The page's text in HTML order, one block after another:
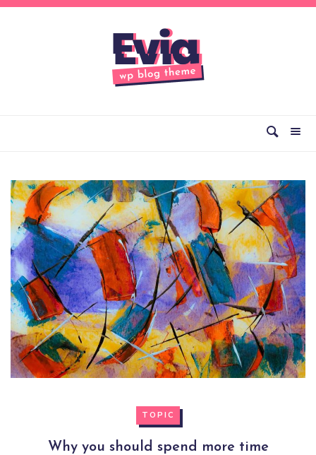
TOPIC
Why you should spend more time